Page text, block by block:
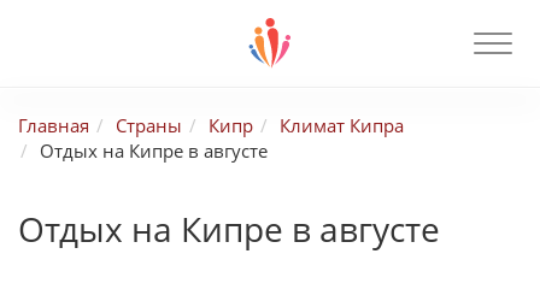
Главная Страны Кипр
Климат Кипра
Отдых на Кипре в августе
Отдых на Кипре в августе